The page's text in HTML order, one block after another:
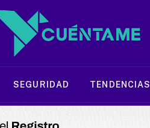
SEGURIDAD TENDENCIAS